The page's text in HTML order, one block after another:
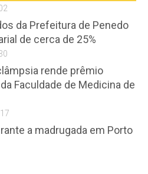
da Prefeitura de Penedo
de cerca de 25%
rende prêmio
Faculdade de Medicina de
a madrugada em Porto